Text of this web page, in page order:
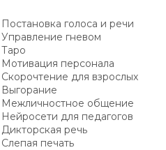
Постановка голоса и речи
Управление гневом
Таро
Мотивация персонала
Скорочтение для взрослых
Выгорание
Межличностное общение
Нейросети для педагогов
Дикторская речь
Слепая печать